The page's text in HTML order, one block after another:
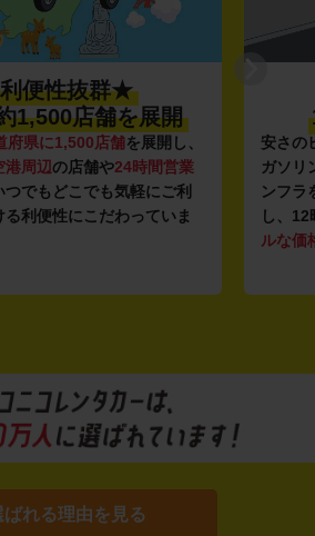
利便性抜群★
1,500店舗を展開
府県に1,500店舗を展開し、
周辺 の店舗や24時間営業
つでもどこでも気軽にご利
る利便性にこだわっていま
安さの
ガソリ
ンフラ
し、
ルな価
ばれる理由を見る